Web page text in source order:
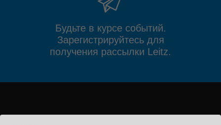
Будьте в курсе событий.
Зарегистрируйтесь для
получения рассылки Leitz.